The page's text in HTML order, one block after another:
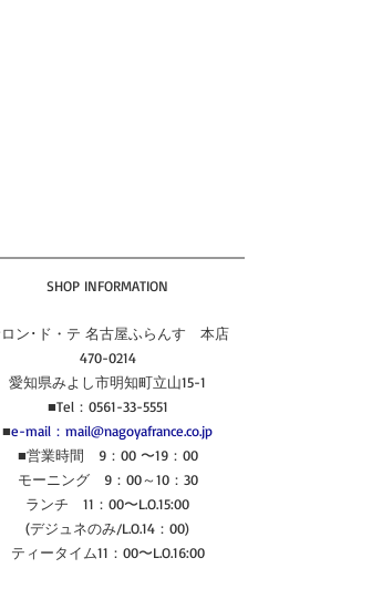
SHOP INFORMATION
ン･ド・テ 名古屋ふらんす　本店
470-0214
愛知県みよし市明知町立山15-1
■Tel：0561-33-5551
■e-mail：mail@nagoyafrance.co.jp
■営業時間　9：00 〜19：00
モーニング　9：00～10：30
ランチ　11：00〜L.O.15:00
(デジュネのみ/L.O.14：00)
ティータイム11：00〜L.O.16:00